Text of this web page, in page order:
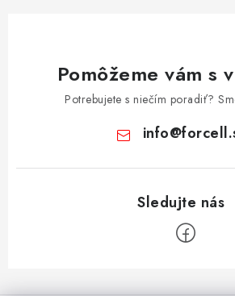
Pomôžeme vám s
Potrebujete s niečím poradiť?
info@